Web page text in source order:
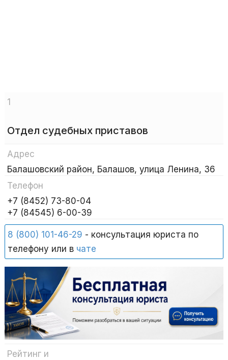
1
Отдел судебных приставов
Адрес
Балашовский район, Балашов, улица Ленина, 36
Телефон
+7 (8452) 73-80-04
+7 (84545) 6-00-39
8 (800) 101-46-29 - консультация юриста по
телефону или в чате
Рейтинг и